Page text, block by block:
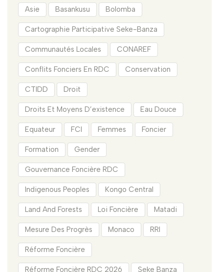
Asie Basankusu Bolomba
Cartographie Participative Seke-Banza
Communautés Locales CONAREF
Conflits Fonciers En RDC Conservation
CTIDD Droit
Droits Et Moyens D’existence Eau Douce
Equateur FCI Femmes Foncier
Formation Gender
Gouvernance Foncière RDC
Indigenous Peoples Kongo Central
Land And Forests Loi Foncière Matadi
Mesure Des Progrès Monaco RRI
Réforme Foncière
Réforme Foncière RDC 2026 Seke Banza